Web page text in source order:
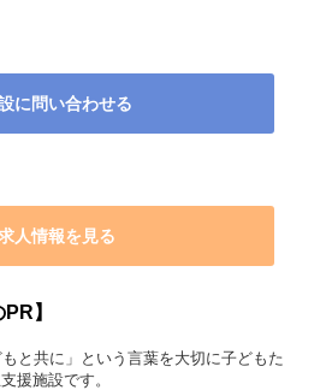
に問い合わせる
人情報を見る
】
と共に」という言葉を大切に子どもた
援施設です。